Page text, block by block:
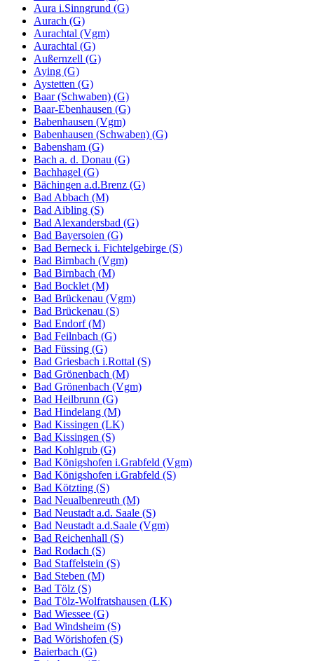
Aura i.Sinngrund (G)
Aurach (G)
Aurachtal (Vgm)
Aurachtal (G)
Außernzell (G)
Aying (G)
Aystetten (G)
Baar (Schwaben) (G)
Baar-Ebenhausen (G)
Babenhausen (Vgm)
Babenhausen (Schwaben) (G)
Babensham (G)
Bach a. d. Donau (G)
Bachhagel (G)
Bächingen a.d.Brenz (G)
Bad Abbach (M)
Bad Aibling (S)
Bad Alexandersbad (G)
Bad Bayersoien (G)
Bad Berneck i. Fichtelgebirge (S)
Bad Birnbach (Vgm)
Bad Birnbach (M)
Bad Bocklet (M)
Bad Brückenau (Vgm)
Bad Brückenau (S)
Bad Endorf (M)
Bad Feilnbach (G)
Bad Füssing (G)
Bad Griesbach i.Rottal (S)
Bad Grönenbach (M)
Bad Grönenbach (Vgm)
Bad Heilbrunn (G)
Bad Hindelang (M)
Bad Kissingen (LK)
Bad Kissingen (S)
Bad Kohlgrub (G)
Bad Königshofen i.Grabfeld (Vgm)
Bad Königshofen i.Grabfeld (S)
Bad Kötzting (S)
Bad Neualbenreuth (M)
Bad Neustadt a.d. Saale (S)
Bad Neustadt a.d.Saale (Vgm)
Bad Reichenhall (S)
Bad Rodach (S)
Bad Staffelstein (S)
Bad Steben (M)
Bad Tölz (S)
Bad Tölz-Wolfratshausen (LK)
Bad Wiessee (G)
Bad Windsheim (S)
Bad Wörishofen (S)
Baierbach (G)